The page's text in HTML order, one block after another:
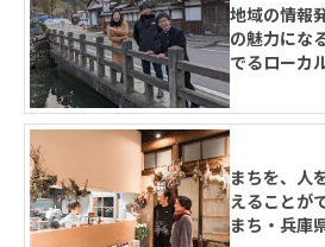
地域の情報
の魅力にな
でるローカ
まちを、人
えることが
まち・兵庫